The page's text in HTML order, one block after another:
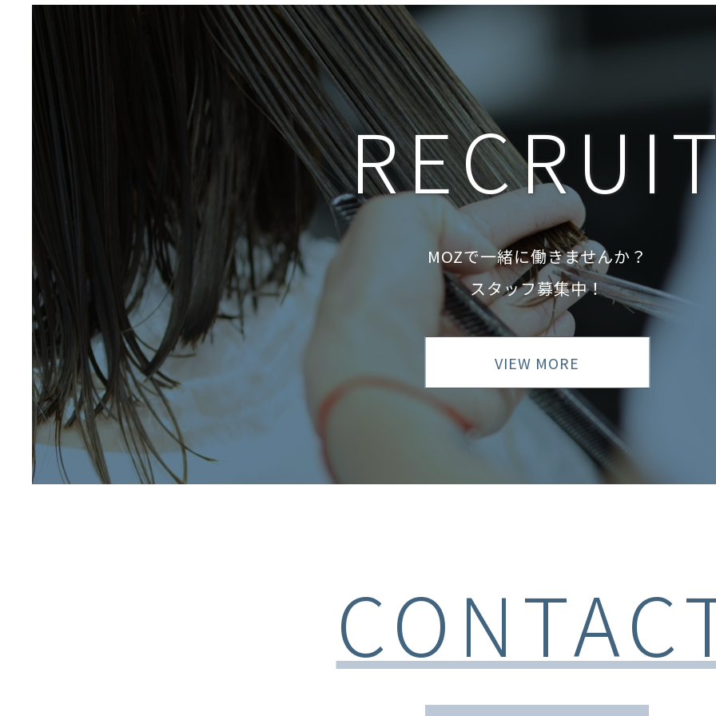
MOZで一緒に働きませんか？
スタッフ募集中！
VIEW MORE